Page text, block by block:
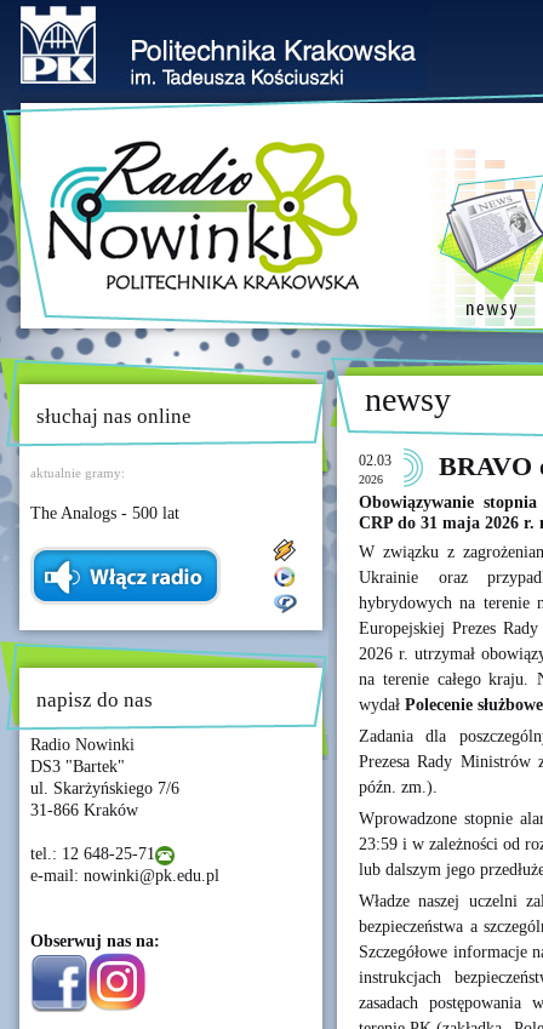
słuchaj nas online
aktualnie gramy:
The Analogs - 500 lat
napisz do nas
Radio Nowinki
DS3 "Bartek"
ul. Skarżyńskiego 7/6
31-866 Kraków
tel.: 12 648-25-71
e-mail: nowinki@pk.edu.pl
Obserwuj nas na:
newsy
02.03
2026 BRAVO
Obowiązywanie
CRP do 31 maja 2026 r.
W związku z
Ukrainie oraz
hybrydowych na terenie
Europejskiej Prezes
2026 r. utrzymał
na terenie całego
wydał Polecenie
Zadania dla
Prezesa Rady
późn. zm.).
Wprowadzone stopnie
23:59 i w zależności od
lub dalszym jego
Władze naszej uczelni
bezpieczeństwa a
Szczegółowe informacje
instrukcjach
zasadach postępowania